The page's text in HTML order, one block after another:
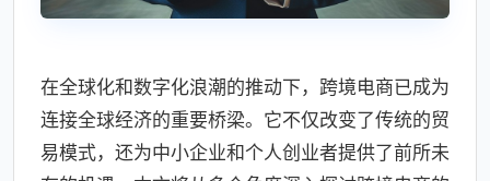
在全球化和数字化浪潮的推动下，跨境电商已成为
连接全球经济的重要桥梁。它不仅改变了传统的贸
易模式，还为中小企业和个人创业者提供了前所未